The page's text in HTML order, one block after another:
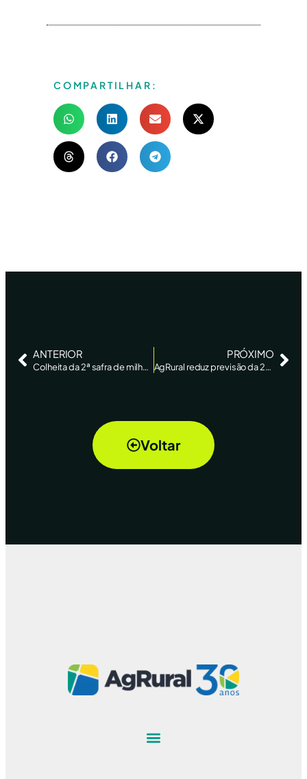
COMPARTILHAR:
ANTERIOR
Colheita da 2ª safra de milho atinge 2,4% da área e deve ter corte, diz AgRural
PRÓXIMO
AgRural reduz previsão da 2ª safra de milho do Brasil
Voltar